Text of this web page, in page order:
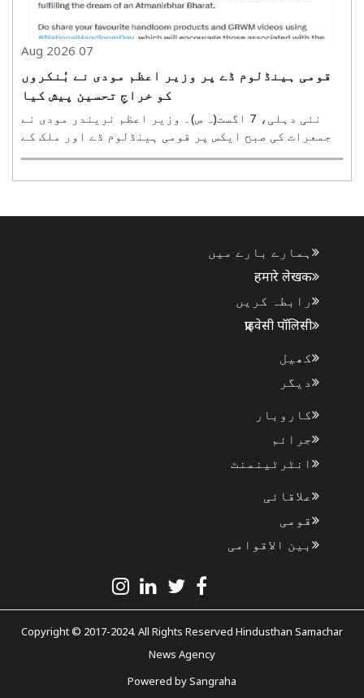
07 Aug 2026
قومی ہینڈلوم ڈے پر وزیر اعظم مودی نے بُنکروں
کو خراجِ تحسین پیش کیا
نئی دہلی، 7 اگست(ہ س)۔ وزیر اعظم نریندر مودی نے
جمعرات کی صبح ایکس پر قومی ہینڈلوم ڈے اور ملک کے
ہمارے بارے میں
हमारे लेखक
رابطہ کریں
प्राइवेसी पॉलिसी
کھیل
دیگر
کاروبار
جرائم
انٹرٹینمنٹ
علاقائی
قومی
بین الاقوامی
Copyright © 2017-2024. All Rights Reserved Hindusthan Samachar
News Agency
Powered bySangraha